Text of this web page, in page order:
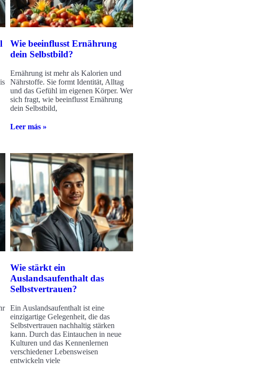
Wie beeinflusst Ernährung
dein Selbstbild?
Ernährung ist mehr als Kalorien und
Nährstoffe. Sie formt Identität, Alltag
und das Gefühl im eigenen Körper. Wer
sich fragt, wie beeinflusst Ernährung
dein Selbstbild,
Leer más »
Wie stärkt ein
Auslandsaufenthalt das
Selbstvertrauen?
Ein Auslandsaufenthalt ist eine
einzigartige Gelegenheit, die das
Selbstvertrauen nachhaltig stärken
kann. Durch das Eintauchen in neue
Kulturen und das Kennenlernen
verschiedener Lebensweisen
entwickeln viele